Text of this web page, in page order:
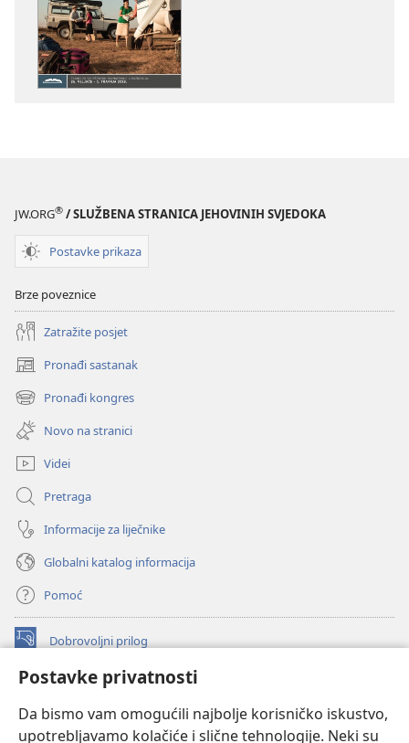
Postavke privatnosti
Da bismo vam omogućili najbolje korisničko iskustvo,
upotrebljavamo kolačiće i slične tehnologije. Neki su
JW.ORG® / SLUŽBENA STRANICA JEHOVINIH SVJEDOKA
Postavke prikaza
Brze poveznice
Zatražite posjet
Pronađi sastanak
(otvara
se
novi
prozor)
Pronađi kongres
(otvara
se
novi
prozor)
Novo na stranici
Videi
Pretraga
Informacije za liječnike
Globalni katalog informacija
Pomoć
Dobrovoljni prilog
(otvara
novi
INTERNETSKA BIBLIOTEKA Watchtower
se
novi
JW Hub